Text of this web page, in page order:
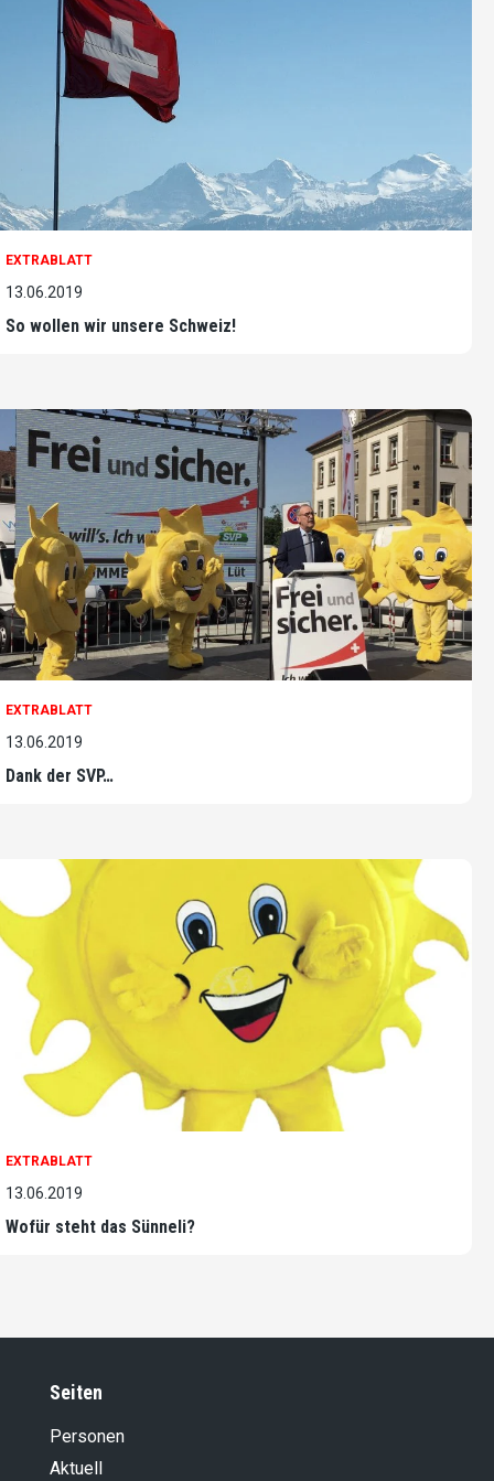
EXTRABLATT
13.06.2019
So wollen wir unsere Schweiz!
EXTRABLATT
13.06.2019
Dank der SVP…
EXTRABLATT
13.06.2019
Wofür steht das Sünneli?
Seiten
Personen
Aktuell